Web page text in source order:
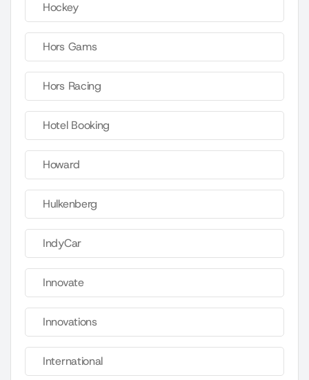
Hockey
Hors Gams
Hors Racing
Hotel Booking
Howard
Hulkenberg
IndyCar
Innovate
Innovations
International